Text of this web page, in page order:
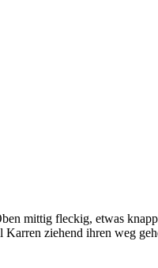
mittig fleckig, etwas
ziehend ihren weg